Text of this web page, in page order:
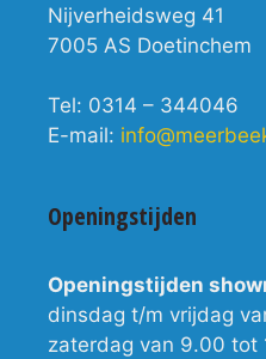
Nijverheidsweg 41
7005 AS Doetinchem
Tel: 0314 – 344046
E-mail:
Openingstijden
Openingstijden
dinsdag t/m vrijdag
zaterdag van 9.00 tot